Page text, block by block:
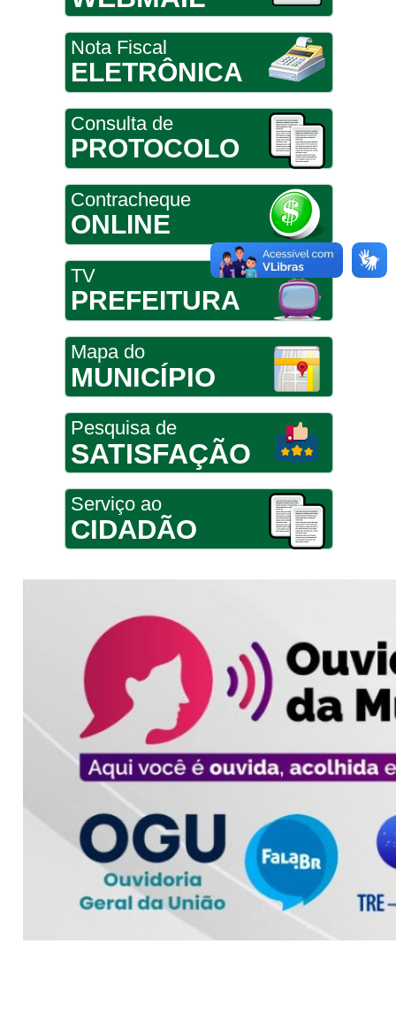
Nota Fiscal
ELETRÔNICA
Consulta de
PROTOCOLO
Contracheque
ONLINE
TV
PREFEITURA
Mapa do
MUNICÍPIO
Pesquisa de
SATISFAÇÃO
Serviço ao
CIDADÃO